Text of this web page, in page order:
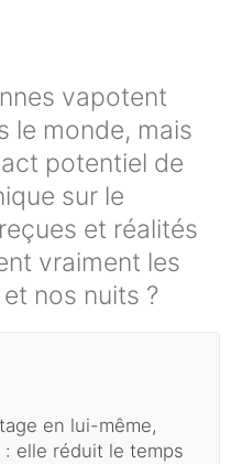
vapotent
le monde, mais
potentiel de
sur le
et réalités
vraiment les
nos nuits ?
en lui-même,
elle réduit le temps